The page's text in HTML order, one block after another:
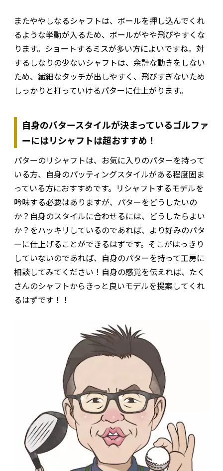
またややしなるシャフトは、ボールを押し込んでくれ
るような挙動が入るため、ボールがやや飛びやすくな
ります。ショートするミスが多い方によいですね。対
するしなりの少ないシャフトは、余計な動きをしない
ため、繊細なタッチが出しやすく、飛びすぎないため
しっかりと打っていけるパターに仕上がります。
自身のパタースタイルが決まっているゴルファ
ーにはリシャフトは超おすすめ！
パターのリシャフトは、お気に入りのパターを持って
いる方、自身のパッティングスタイルがある程度固ま
っている方におすすめです。リシャフトするモデルを
吟味する必要はありますが、パターをどうしたいの
か？自身のスタイルに合わせるには、どうしたらよい
か？をハッキリしているのであれば、より好みのパタ
ーに仕上げることができるはずです。そこがはっきり
していないのであれば、自身のパターを持って工房に
相談してみてください！自身の感覚を伝えれば、たく
さんのシャフトからきっと良いモデルを提案してくれ
るはずです！！